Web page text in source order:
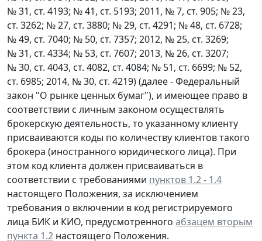
№ 31, ст. 4193; № 41, ст. 5193; 2011, № 7, ст. 905; № 23,
ст. 3262; № 27, ст. 3880; № 29, ст. 4291; № 48, ст. 6728;
№ 49, ст. 7040; № 50, ст. 7357; 2012, № 25, ст. 3269;
№ 31, ст. 4334; № 53, ст. 7607; 2013, № 26, ст. 3207;
№ 30, ст. 4043, ст. 4082, ст. 4084; № 51, ст. 6699; № 52,
ст. 6985; 2014, № 30, ст. 4219) (далее - Федеральный
закон "О рынке ценных бумаг"), и имеющее право в
соответствии с личным законом осуществлять
брокерскую деятельность, то указанному клиенту
присваиваются коды по количеству клиентов такого
брокера (иностранного юридического лица). При
этом код клиента должен присваиваться в
соответствии с требованиями пунктов 1.2 - 1.4
настоящего Положения, за исключением
требования о включении в код регистрируемого
лица БИК и КИО, предусмотренного абзацем вторым
пункта 1.2 настоящего Положения.